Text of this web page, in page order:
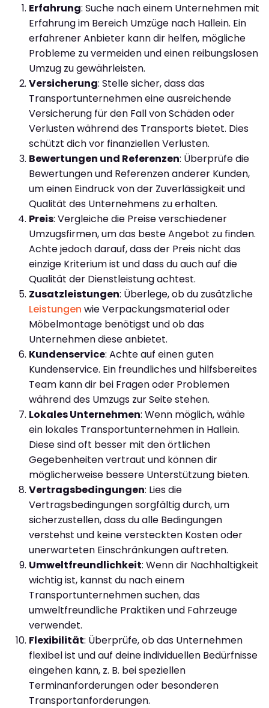
Erfahrung: Suche nach einem Unternehmen mit
Erfahrung im Bereich Umzüge nach Hallein. Ein
erfahrener Anbieter kann dir helfen, mögliche
Probleme zu vermeiden und einen reibungslosen
Umzug zu gewährleisten.
Versicherung: Stelle sicher, dass das
Transportunternehmen eine ausreichende
Versicherung für den Fall von Schäden oder
Verlusten während des Transports bietet. Dies
schützt dich vor finanziellen Verlusten.
Bewertungen und Referenzen: Überprüfe die
Bewertungen und Referenzen anderer Kunden,
um einen Eindruck von der Zuverlässigkeit und
Qualität des Unternehmens zu erhalten.
Preis: Vergleiche die Preise verschiedener
Umzugsfirmen, um das beste Angebot zu finden.
Achte jedoch darauf, dass der Preis nicht das
einzige Kriterium ist und dass du auch auf die
Qualität der Dienstleistung achtest.
Zusatzleistungen: Überlege, ob du zusätzliche
Leistungen wie Verpackungsmaterial oder
Möbelmontage benötigst und ob das
Unternehmen diese anbietet.
Kundenservice: Achte auf einen guten
Kundenservice. Ein freundliches und hilfsbereites
Team kann dir bei Fragen oder Problemen
während des Umzugs zur Seite stehen.
Lokales Unternehmen: Wenn möglich, wähle
ein lokales Transportunternehmen in Hallein.
Diese sind oft besser mit den örtlichen
Gegebenheiten vertraut und können dir
möglicherweise bessere Unterstützung bieten.
Vertragsbedingungen: Lies die
Vertragsbedingungen sorgfältig durch, um
sicherzustellen, dass du alle Bedingungen
verstehst und keine versteckten Kosten oder
unerwarteten Einschränkungen auftreten.
Umweltfreundlichkeit: Wenn dir Nachhaltigkeit
wichtig ist, kannst du nach einem
Transportunternehmen suchen, das
umweltfreundliche Praktiken und Fahrzeuge
verwendet.
Flexibilität: Überprüfe, ob das Unternehmen
flexibel ist und auf deine individuellen Bedürfnisse
eingehen kann, z. B. bei speziellen
Terminanforderungen oder besonderen
Transportanforderungen.